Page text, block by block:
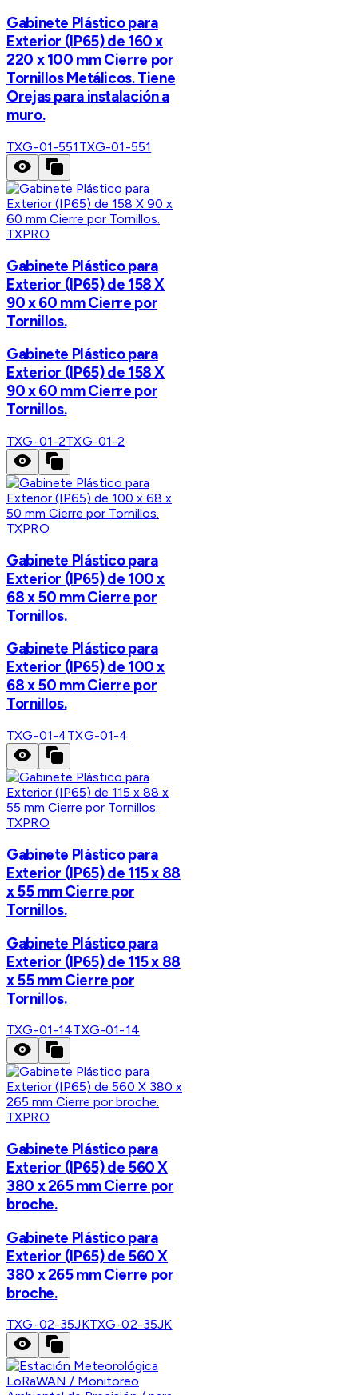
Gabinete Plástico para
Exterior (IP65) de 160 x
220 x 100 mm Cierre por
Tornillos Metálicos. Tiene
Orejas para instalación a
muro.
TXG-01-551 TXG-01-551
TXPRO
Gabinete Plástico para
Exterior (IP65) de 158 X
90 x 60 mm Cierre por
Tornillos.
Gabinete Plástico para
Exterior (IP65) de 158 X
90 x 60 mm Cierre por
Tornillos.
TXG-01-2TXG-01-2
TXPRO
Gabinete Plástico para
Exterior (IP65) de 100 x
68 x 50 mm Cierre por
Tornillos.
Gabinete Plástico para
Exterior (IP65) de 100 x
68 x 50 mm Cierre por
Tornillos.
TXG-01-4TXG-01-4
TXPRO
Gabinete Plástico para
Exterior (IP65) de 115 x 88
x 55 mm Cierre por
Tornillos.
Gabinete Plástico para
Exterior (IP65) de 115 x 88
x 55 mm Cierre por
Tornillos.
TXG-01-14TXG-01-14
TXPRO
Gabinete Plástico para
Exterior (IP65) de 560 X
380 x 265 mm Cierre por
broche.
Gabinete Plástico para
Exterior (IP65) de 560 X
380 x 265 mm Cierre por
broche.
TXG-02-35JKTXG-02-35JK